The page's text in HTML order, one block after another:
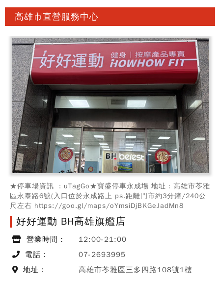
高雄市直營服務中心
★停車場資訊 ：uTagGo★寶盛停車永成場 地址：高雄市苓雅
區永泰路6號(入口位於永成路上 ps.距離門市約3分鐘/240公
尺左右 https://goo.gl/maps/oYmsiDjBKGeJadMn8
好好運動 BH高雄旗艦店
營業時間：
12:00-21:00
電話：
07-2693995
地址：
高雄市苓雅區三多四路108號1樓